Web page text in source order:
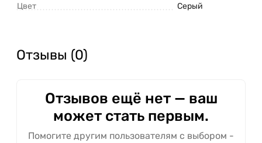
Цвет
Серый
Отзывы (0)
Отзывов ещё нет — ваш
может стать первым.
Помогите другим пользователям с выбором -